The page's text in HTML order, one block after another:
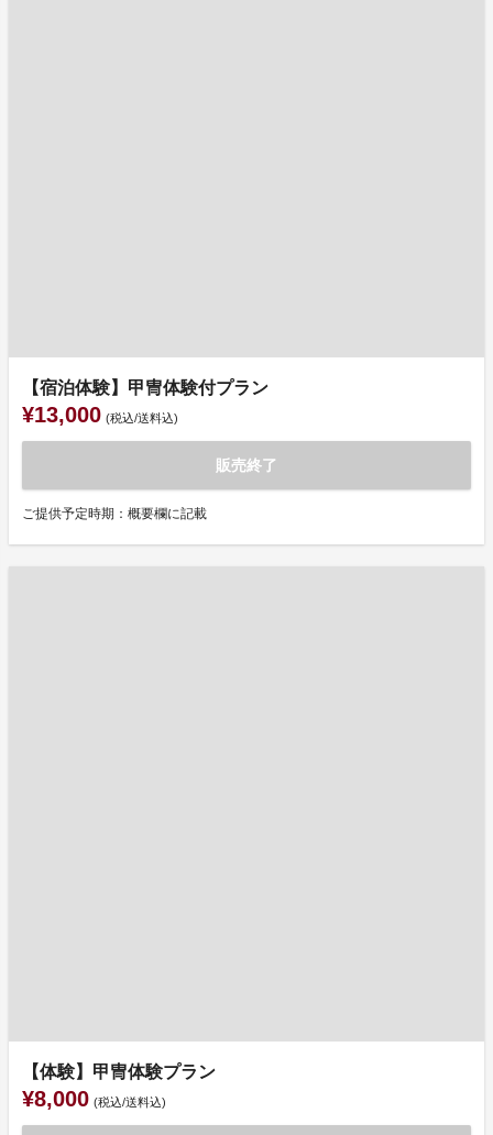
【宿泊体験】甲冑体験付プラン
¥13,000 (税込/送料込)
販売終了
ご提供予定時期：概要欄に記載
【体験】甲冑体験プラン
¥8,000 (税込/送料込)